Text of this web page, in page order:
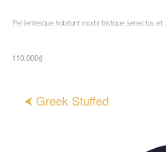
Pellentesque habitant morbi tristique senectus et ...
110.000₫
⮜ Greek Stuffed